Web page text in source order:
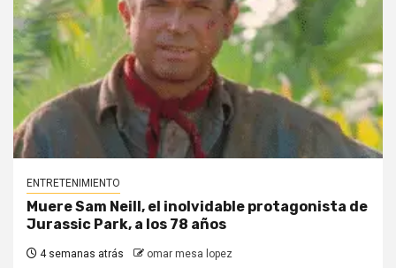
ENTRETENIMIENTO
Muere Sam Neill, el inolvidable protagonista de
Jurassic Park, a los 78 años
4 semanas atrás omar mesa lopez